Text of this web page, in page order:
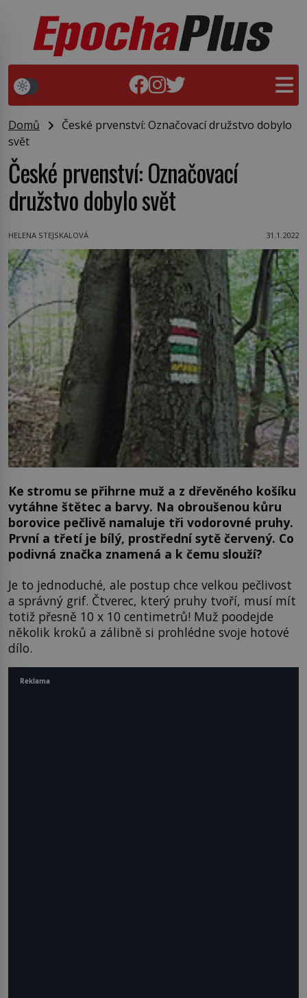
Domů
České prvenství: Označovací družstvo dobylo
svět
České prvenství: Označovací
družstvo dobylo svět
HELENA STEJSKALOVÁ 31.1.2022
Ke stromu se přihrne muž a z dřevěného košíku
vytáhne štětec a barvy. Na obroušenou kůru
borovice pečlivě namaluje tři vodorovné pruhy.
První a třetí je bílý, prostřední sytě červený. Co
podivná značka znamená a k čemu slouží?
Je to jednoduché, ale postup chce velkou pečlivost
a správný grif. Čtverec, který pruhy tvoří, musí mít
totiž přesně 10 x 10 centimetrů! Muž poodejde
několik kroků a zálibně si prohlédne svoje hotové
dílo.
Reklama